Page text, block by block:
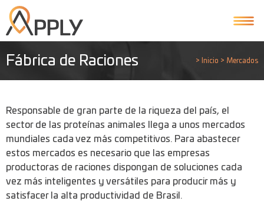
Fábrica de Raciones > Inicio > Mercados
Responsable de gran parte de la riqueza del país, el
sector de las proteínas animales llega a unos mercados
mundiales cada vez más competitivos. Para abastecer
estos mercados es necesario que las empresas
productoras de raciones dispongan de soluciones cada
vez más inteligentes y versátiles para producir más y
satisfacer la alta productividad de Brasil.